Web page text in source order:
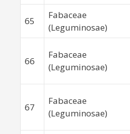
65
Fabaceae
(Leguminosae)
66
Fabaceae
(Leguminosae)
67
Fabaceae
(Leguminosae)